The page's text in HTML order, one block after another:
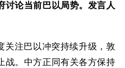
讨论当前巴以局势。发言人
关注巴以冲突持续升级，敦
战。中方正同有关各方保持